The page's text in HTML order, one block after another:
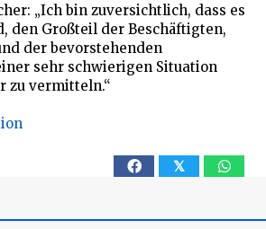
„Ich bin zuversichtlich, dass es
den Großteil der Beschäftigten,
der bevorstehenden
sehr schwierigen Situation
zu vermitteln.“
𝕏